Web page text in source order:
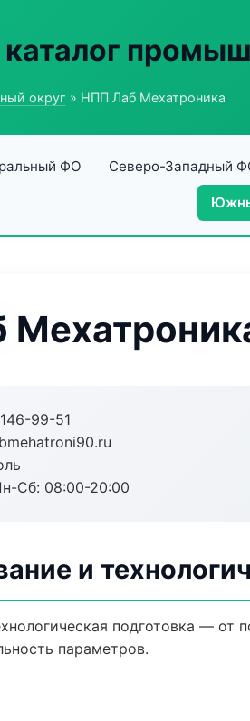
округ » НПП Лаб Мехатроника
ФО Северо-Западный
99-51
Сб: 08:00-20:00
и
подготовка —
параметров.